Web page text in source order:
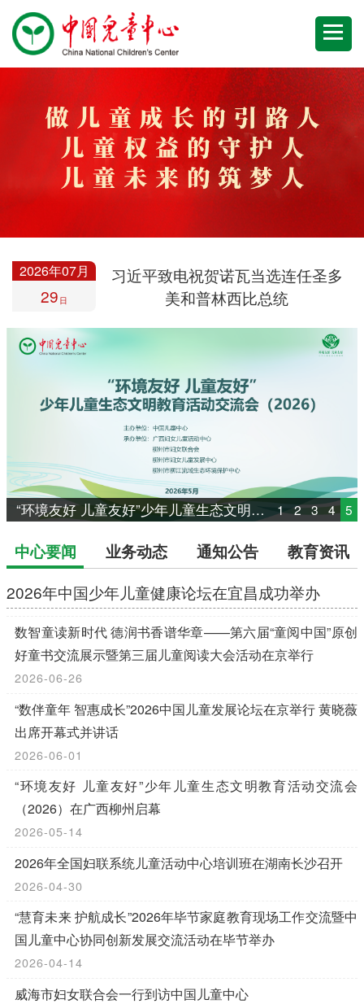
2026年07月
29
习近平致电祝贺诺瓦当选连任圣多
美和普林西比总统
“环境友好 儿童友好”少年儿童生态文明教育活动交流会（2026）在广西柳州启幕 1 2 3 4 5
中心要闻 业务动态 通知公告
教育资讯
2026年中国少年儿童健康论坛在宜昌成功举办
数智童读新时代 德润书香谱华章——第六届“童阅中国”原创
好童书交流展示暨第三届儿童阅读大会活动在京举行
2026-06-26
“数伴童年 智惠成长”2026中国儿童发展论坛在京举行 黄晓薇
出席开幕式并讲话
2026-06-01
“环境友好 儿童友好”少年儿童生态文明教育活动交流会
（2026）在广西柳州启幕
2026-05-14
2026年全国妇联系统儿童活动中心培训班在湖南长沙召开
2026-04-30
“慧育未来 护航成长”2026年毕节家庭教育现场工作交流暨中
国儿童中心协同创新发展交流活动在毕节举办
2026-04-14
威海市妇女联合会一行到访中国儿童中心